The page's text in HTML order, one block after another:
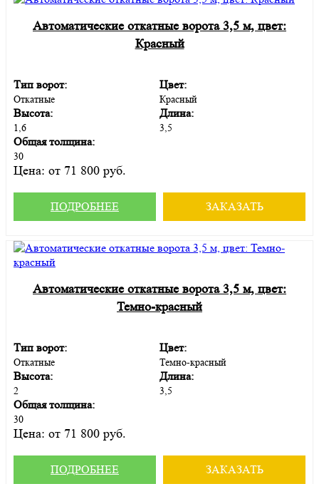
Автоматические откатные ворота 3,5 м, цвет:
Красный
Тип ворот:
Откатные
Цвет:
Красный
Высота:
1,6
Длина:
3,5
Общая толщина:
30
Цена: от 71 800 руб.
ПОДРОБНЕЕ ЗАКАЗАТЬ
Автоматические откатные ворота 3,5 м, цвет:
Темно-красный
Тип ворот:
Откатные
Цвет:
Темно-красный
Высота:
2
Длина:
3,5
Общая толщина:
30
Цена: от 71 800 руб.
ПОДРОБНЕЕ ЗАКАЗАТЬ